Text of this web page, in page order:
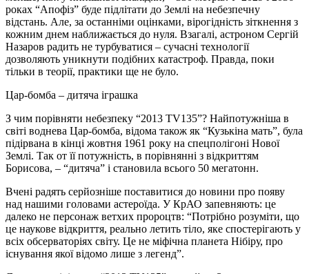
роках “Апофіз” буде підлітати до Землі на небезпечну
відстань. Але, за останніми оцінками, вірогідність зіткнення з
кожним днем наближається до нуля. Взагалі, астроном Сергій
Назаров радить не турбуватися – сучасні технології
дозволяють уникнути подібних катастроф. Правда, поки
тільки в теорії, практики ще не було.
Цар-бомба – дитяча іграшка
З чим порівняти небезпеку “2013 TV135”? Найпотужніша в
світі воднева Цар-бомба, відома також як “Кузькіна мать”, була
підірвана в кінці жовтня 1961 року на спецполігоні Нової
Землі. Так от її потужність, в порівнянні з відкриттям
Борисова, – “дитяча” і становила всього 50 мегатонн.
Вчені радять серйозніше поставитися до новини про появу
над нашими головами астероїда. У КрАО запевняють: це
далеко не персонаж ветхих пророцтв: “Потрібно розуміти, що
це наукове відкриття, реально летить тіло, яке спостерігають у
всіх обсерваторіях світу. Це не міфічна планета Нібіру, про
існування якої відомо лише з легенд”.